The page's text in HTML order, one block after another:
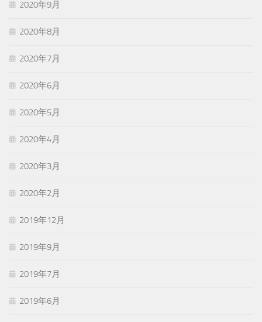
2020年9月
2020年8月
2020年7月
2020年6月
2020年5月
2020年4月
2020年3月
2020年2月
2019年12月
2019年9月
2019年7月
2019年6月